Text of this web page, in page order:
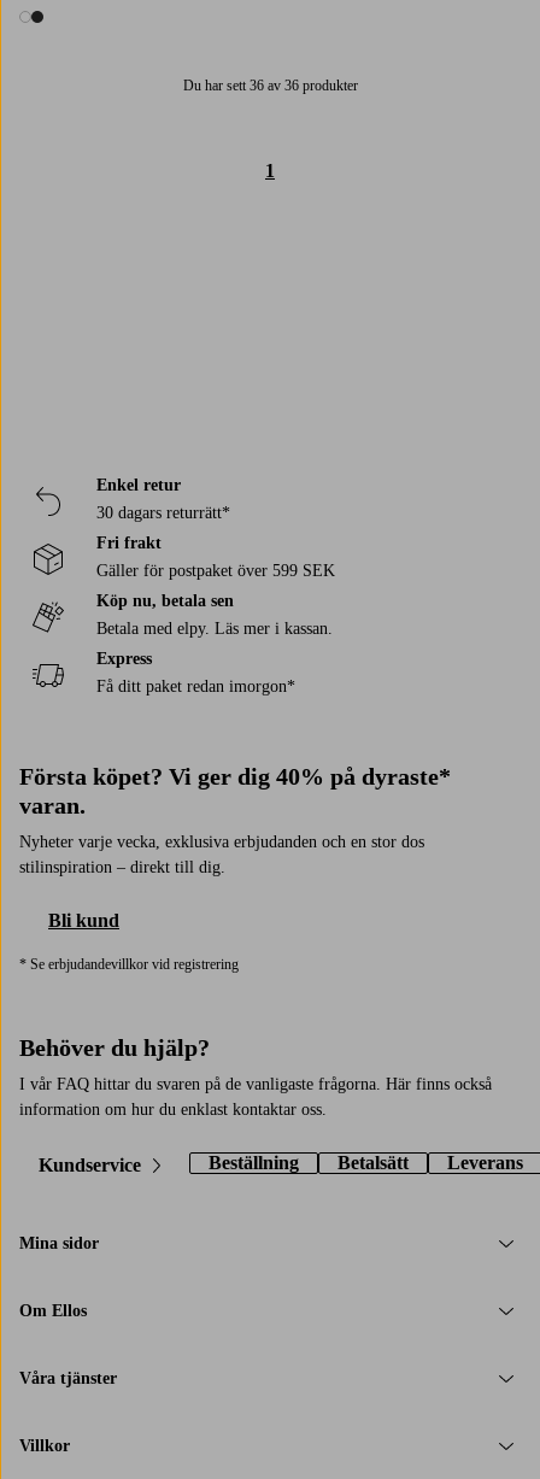
2 färger
Du har sett 36 av 36 produkter
1
Enkel retur
30 dagars returrätt*
Fri frakt
Gäller för postpaket över 599 SEK
Köp nu, betala sen
Betala med elpy. Läs mer i kassan.
Express
Få ditt paket redan imorgon*
Första köpet? Vi ger dig 40% på dyraste*
varan.
Nyheter varje vecka, exklusiva erbjudanden och en stor dos
stilinspiration – direkt till dig.
Bli kund
* Se erbjudandevillkor vid registrering
Behöver du hjälp?
I vår FAQ hittar du svaren på de vanligaste frågorna. Här finns också
information om hur du enklast kontaktar oss.
Kundservice Beställning Betalsätt Leverans
Mina sidor
Om Ellos
Våra tjänster
Villkor